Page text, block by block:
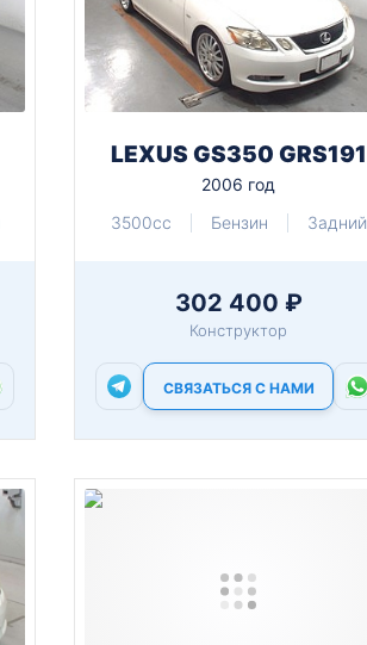
LEXUS GS350 GRS191
2006 год
3500cc
Бензин Задний
302 400 ₽
Конструктор
СВЯЗАТЬСЯ С НАМИ